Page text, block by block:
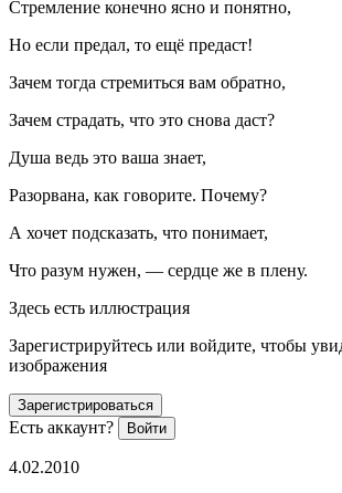
Стремление конечно ясно и понятно,
Но если предал, то ещё предаст!
Зачем тогда стремиться вам обратно,
Зачем страдать, что это снова даст?
Душа ведь это ваша знает,
Разорвана, как говорите. Почему?
А хочет подсказать, что понимает,
Что разум нужен, — сердце же в плену.
Здесь есть иллюстрация
Зарегистрируйтесь или войдите, чтобы
изображения
Зарегистрироваться
Есть аккаунт? Войти
4.02.2010